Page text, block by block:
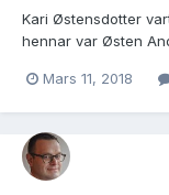
Kari Østensdotter
hennar var Østen
1782) sidan gifte
Mars 11, 2018